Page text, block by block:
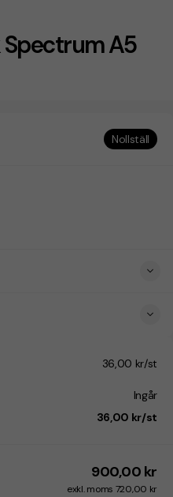
A5
Nollställ
36,00 kr/st
Ingår
36,00 kr/st
900,00 kr
exkl. moms 720,00 kr